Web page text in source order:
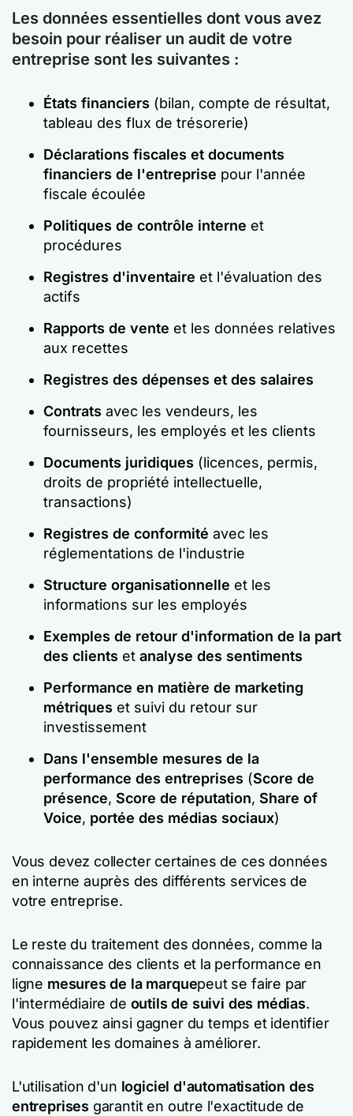
Les données essentielles dont vous avez
besoin pour réaliser un audit de votre
entreprise sont les suivantes :
États financiers (bilan, compte de résultat,
tableau des flux de trésorerie)
Déclarations fiscales et documents
financiers de l'entreprise pour l'année
fiscale écoulée
Politiques de contrôle interne et
procédures
Registres d'inventaire et l'évaluation des
actifs
Rapports de vente et les données relatives
aux recettes
Registres des dépenses et des salaires
Contrats avec les vendeurs, les
fournisseurs, les employés et les clients
Documents juridiques (licences, permis,
droits de propriété intellectuelle,
transactions)
Registres de conformité avec les
réglementations de l'industrie
Structure organisationnelle et les
informations sur les employés
Exemples de retour d'information de la part
des clients et analyse des sentiments
Performance en matière de marketing
métriques et suivi du retour sur
investissement
Dans l'ensemble mesures de la
performance des entreprises (Score de
présence, Score de réputation, Share of
Voice, portée des médias sociaux)
Vous devez collecter certaines de ces données
en interne auprès des différents services de
votre entreprise.
Le reste du traitement des données, comme la
connaissance des clients et la performance en
ligne mesures de la marquepeut se faire par
l'intermédiaire de outils de suivi des médias.
Vous pouvez ainsi gagner du temps et identifier
rapidement les domaines à améliorer.
L'utilisation d'un logiciel d'automatisation des
entreprises garantit en outre l'exactitude de